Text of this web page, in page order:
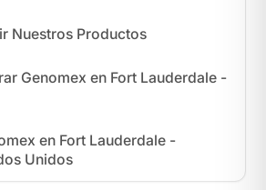
Nuestros Productos
Genomex en Fort Lauderdale -
en Fort Lauderdale -
Unidos